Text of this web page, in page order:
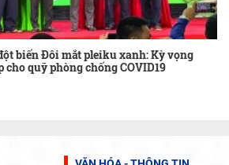
biến Đôi mắt pleiku xanh: Kỳ vọng
cho quỹ phòng chống COVID19